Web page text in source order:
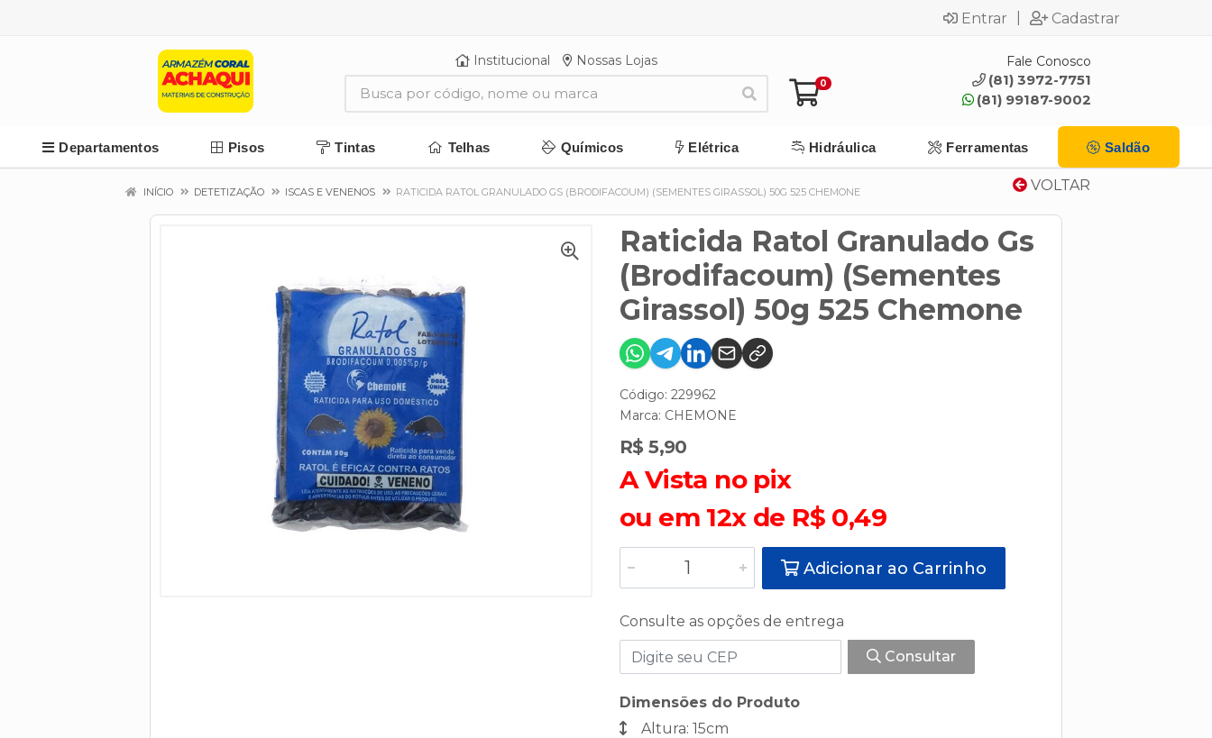
Entrar Cadastrar
Institucional Nossas Lojas
0
Fale Conosco
(81) 3972-7751
(81) 99187-9002
Departamentos Pisos Tintas Telhas Químicos Elétrica Hidráulica Ferramentas Saldão
VOLTAR
INÍCIO DETETIZAÇÃO ISCAS E VENENOS RATICIDA RATOL GRANULADO GS (BRODIFACOUM) (SEMENTES GIRASSOL) 50G 525 CHEMONE
Raticida Ratol Granulado Gs
(Brodifacoum) (Sementes
Girassol) 50g 525 Chemone
Código: 229962
Marca: CHEMONE
R$ 5,90
A Vista no pix
ou em 12x de R$ 0,49
Adicionar ao Carrinho
Consulte as opções de entrega
Consultar
Dimensões do Produto
Altura: 15cm